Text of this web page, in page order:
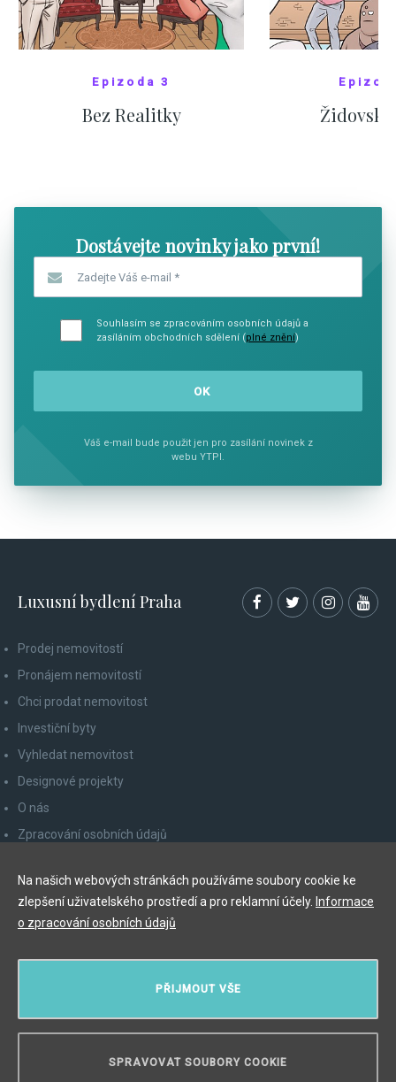
Epizoda 3
Bez Realitky
Dostávejte novinky jako první!
Souhlasím se zpracováním osobních údajů a
zasíláním obchodních sdělení (plné znění)
Váš e-mail bude použit jen pro zasílání novinek z
webu YTPI.
Luxusní bydlení Praha
Prodej nemovitostí
Pronájem nemovitostí
Chci prodat nemovitost
Investiční byty
Vyhledat nemovitost
Designové projekty
O nás
Zpracování osobních údajů
Odhlášení z newsletteru
Myslíková 245/3, 110 00 Praha 1
PŘIJMOUT VŠE
SPRAVOVAT SOUBORY COOKIE
Na našich webových stránkách používáme soubory cookie ke
zlepšení uživatelského prostředí a pro reklamní účely. Informace
o zpracování osobních údajů